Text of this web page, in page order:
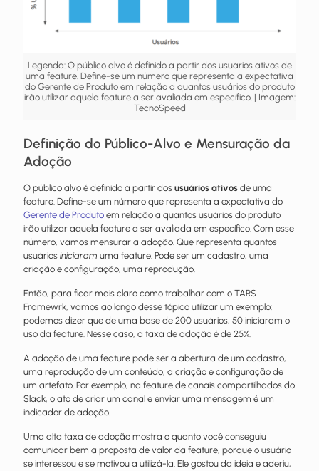
Legenda: O público alvo é definido a partir dos usuários ativos de
uma feature. Define-se um número que representa a expectativa
do Gerente de Produto em relação a quantos usuários do produto
irão utilizar aquela feature a ser avaliada em específico. | Imagem:
TecnoSpeed
Definição do Público-Alvo e Mensuração da
Adoção
O público alvo é definido a partir dos usuários ativos de uma
feature. Define-se um número que representa a expectativa do
Gerente de Produto em relação a quantos usuários do produto
irão utilizar aquela feature a ser avaliada em específico. Com esse
número, vamos mensurar a adoção. Que representa quantos
usuários iniciaram uma feature. Pode ser um cadastro, uma
criação e configuração, uma reprodução.
Então, para ficar mais claro como trabalhar com o TARS
Framewrk, vamos ao longo desse tópico utilizar um exemplo:
podemos dizer que de uma base de 200 usuários, 50 iniciaram o
uso da feature. Nesse caso, a taxa de adoção é de 25%.
A adoção de uma feature pode ser a abertura de um cadastro,
uma reprodução de um conteúdo, a criação e configuração de
um artefato. Por exemplo, na feature de canais compartilhados do
Slack, o ato de criar um canal e enviar uma mensagem é um
indicador de adoção.
Uma alta taxa de adoção mostra o quanto você conseguiu
comunicar bem a proposta de valor da feature, porque o usuário
se interessou e se motivou a utilizá-la. Ele gostou da ideia e aderiu,